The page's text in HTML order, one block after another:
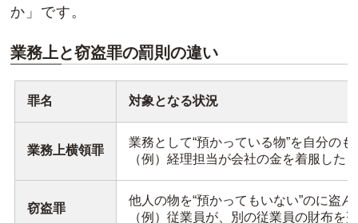
か」です。
業務上と窃盗罪の罰則の違い
罪名 対象となる状況
業務上横領罪
業務として“預かっている物”を自分の
（例）経理担当が会社の金を着服した
窃盗罪
他人の物を“預かってもいない”のに盗
（例）従業員が、別の従業員の財布を